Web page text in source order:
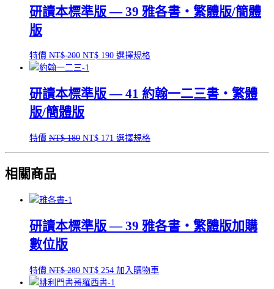
格：
NT$ 210。
格：
NT$ 199。
有
多
式。
產
選
研讀本標準版 — 39 雅各書‧繁體版/簡體
版
特價 NT$200 原
始
格：
NT$ 200。
NT$ 190目
格：
選擇規格此
有
式。
可
選
研讀本標準版 — 41 約翰一二三書‧繁體
版/簡體版
特價 NT$180 原
NT$ 171 目
選擇規格此
式。
可
品
相關商品
研讀本標準版 — 39 雅各書‧繁體版加購
數位版
特價 NT$280 原
始
NT$ 254目
前
加入購物車